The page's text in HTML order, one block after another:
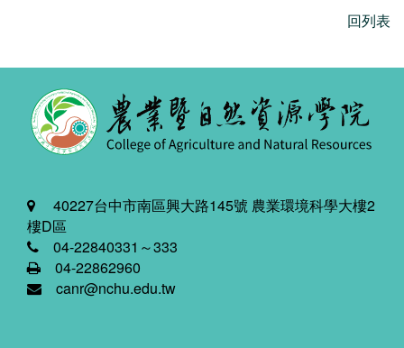
回列表
40227台中市南區興大路145號 農業環境科學大樓2
樓D區
04-22840331～333
04-22862960
canr@nchu.edu.tw